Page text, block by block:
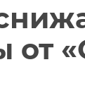
от